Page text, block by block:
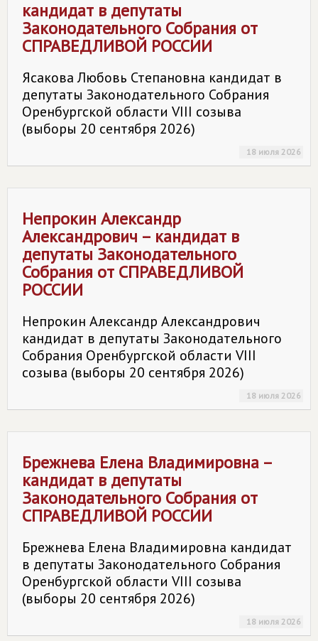
кандидат в депутаты
Законодательного Собрания от
СПРАВЕДЛИВОЙ РОССИИ
Ясакова Любовь Степановна кандидат в
депутаты Законодательного Собрания
Оренбургской области VIII созыва
(выборы 20 сентября 2026)
18 июля 2026
Непрокин Александр
Александрович – кандидат в
депутаты Законодательного
Собрания от СПРАВЕДЛИВОЙ
РОССИИ
Непрокин Александр Александрович
кандидат в депутаты Законодательного
Собрания Оренбургской области VIII
созыва (выборы 20 сентября 2026)
18 июля 2026
Брежнева Елена Владимировна –
кандидат в депутаты
Законодательного Собрания от
СПРАВЕДЛИВОЙ РОССИИ
Брежнева Елена Владимировна кандидат
в депутаты Законодательного Собрания
Оренбургской области VIII созыва
(выборы 20 сентября 2026)
18 июля 2026